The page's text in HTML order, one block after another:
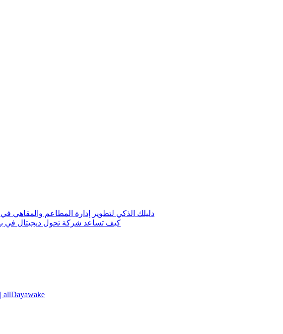
دليلك الذكي لتطوير إدارة المطاعم والمقاهي
كيف تساعد شركة تحول ديجيتال في
allDayawake